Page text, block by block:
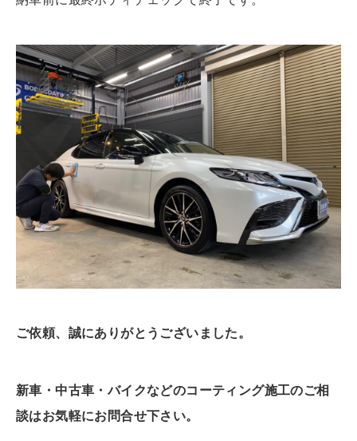
ご依頼、誠にありがとうございました。
新車・中古車・バイクなどのコーティング施工のご相
談はお気軽にお問合せ下さい。